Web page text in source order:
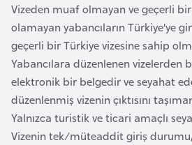
Vizeden muaf olmayan ve geçerli
olamayan yabancıların Türkiye’ye
geçerli bir Türkiye vizesine sahip
Yabancılara düzenlenen vizelerden
elektronik bir belgedir ve seyahat
düzenlenmiş vizenin çıktısını
Yalnızca turistik ve ticari amaçlı
Vizenin tek/müteaddit giriş
B
e
l
ç
i
k
a